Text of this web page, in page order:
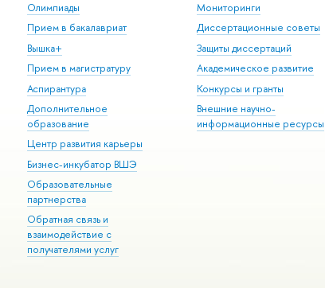
Олимпиады
Прием в бакалавриат
Вышка+
Прием в магистратуру
Аспирантура
Дополнительное
образование
Центр развития карьеры
Бизнес-инкубатор ВШЭ
Образовательные
партнерства
Обратная связь и
взаимодействие с
получателями услуг
Мониторинги
Диссертационные советы
Защиты диссертаций
Академическое развитие
Конкурсы и гранты
Внешние научно-
информационные ресурсы